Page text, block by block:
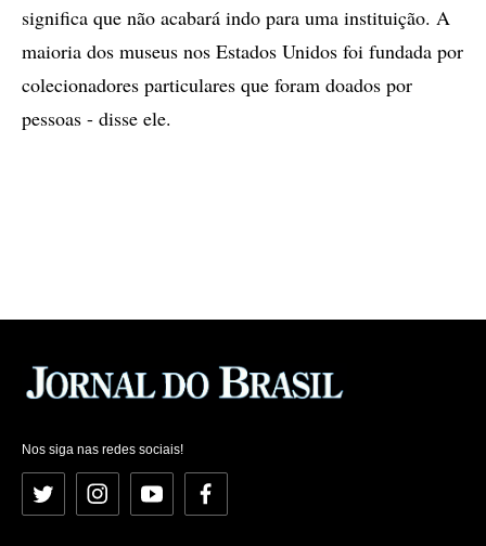
significa que não acabará indo para uma instituição. A
maioria dos museus nos Estados Unidos foi fundada por
colecionadores particulares que foram doados por
pessoas - disse ele.
Nos siga nas redes sociais!
Twitter InstagramYouTubeFacebook